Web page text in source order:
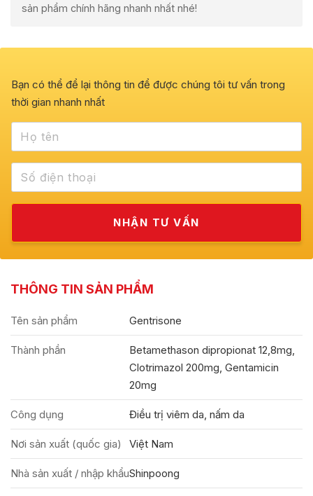
sản phẩm chính hãng nhanh nhất nhé!
Bạn có thể để lại thông tin để được chúng tôi tư vấn trong
thời gian nhanh nhất
THÔNG TIN SẢN PHẨM
Tên sản phẩm Gentrisone
Thành phần
Betamethason dipropionat 12,8mg,
Clotrimazol 200mg, Gentamicin
20mg
Công dụng Điều trị viêm da, nấm da
Nơi sản xuất (quốc gia) Việt Nam
Nhà sản xuất / nhập khẩuShinpoong